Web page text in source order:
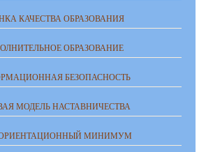
КАЧЕСТВА ОБРАЗОВАНИЯ
ОБРАЗОВАНИЕ
БЕЗОПАСНОСТЬ
МОДЕЛЬ НАСТАВНИЧЕСТВА
МИНИМУМ